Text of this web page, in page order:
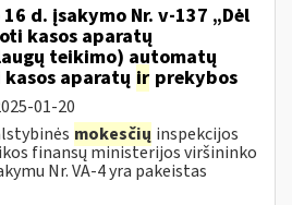
d. įsakymo Nr. v-137 „Dėl
kasos aparatų
teikimo) automatų
kasos aparatų ir prekybos
01-20
mokesčių inspekcijos
finansų ministerijos viršininko
Nr. VA-4 yra pakeistas